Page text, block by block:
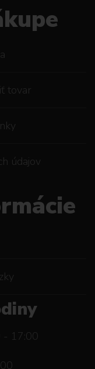
tovar
údajov
- 17:00